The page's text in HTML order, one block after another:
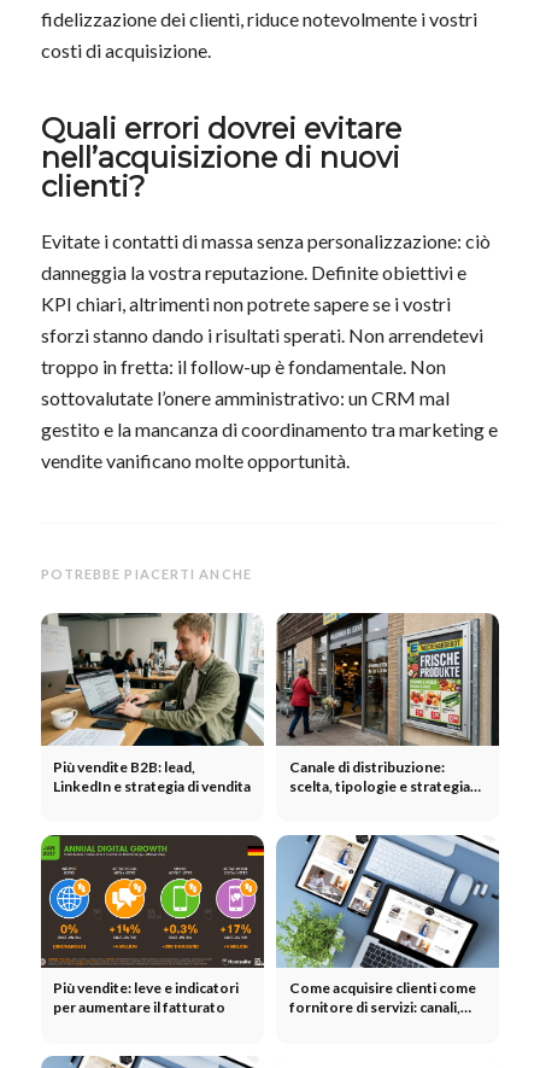
fidelizzazione dei clienti, riduce notevolmente i vostri
costi di acquisizione.
Quali errori dovrei evitare
nell’acquisizione di nuovi
clienti?
Evitate i contatti di massa senza personalizzazione: ciò
danneggia la vostra reputazione. Definite obiettivi e
KPI chiari, altrimenti non potrete sapere se i vostri
sforzi stanno dando i risultati sperati. Non arrendetevi
troppo in fretta: il follow-up è fondamentale. Non
sottovalutate l’onere amministrativo: un CRM mal
gestito e la mancanza di coordinamento tra marketing e
vendite vanificano molte opportunità.
POTREBBE PIACERTI ANCHE
Più vendite B2B: lead,
LinkedIn e strategia di vendita
Canale di distribuzione:
scelta, tipologie e strategia
Più vendite: leve e indicatori
per aumentare il fatturato
Come acquisire clienti come
fornitore di servizi: canali,